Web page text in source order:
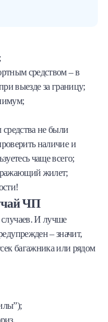
средством – в
выезде за границу;
не были
наличие и
чаще всего;
жилет;
ЧП
И лучше
– значит,
багажника или рядом